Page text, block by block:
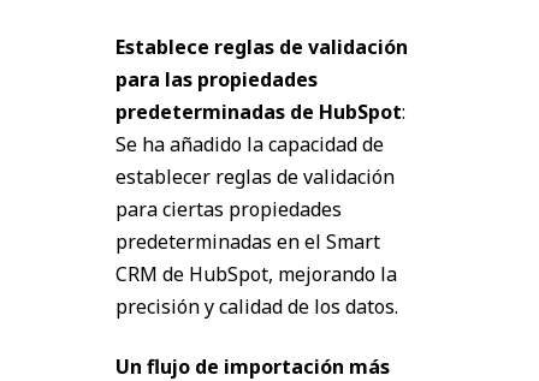
Establece reglas de validación
para las propiedades
predeterminadas de HubSpot:
Se ha añadido la capacidad de
establecer reglas de validación
para ciertas propiedades
predeterminadas en el Smart
CRM de HubSpot, mejorando la
precisión y calidad de los datos.
Un flujo de importación más